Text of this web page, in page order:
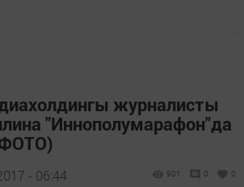
журналисты
"Иннополумарафон"да
- 06:44 901 0 0